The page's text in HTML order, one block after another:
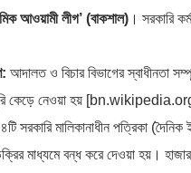
আওয়ামী লীগ’ (বাকশাল) । সরকারি
আদালত ও বিচার বিভাগের স্বাধীনতা
কেড়ে নেওয়া হয়
৪টি সরকারি মালিকানাধীন পত্রিকা
মাধ্যমে বন্ধ করে দেওয়া হয়। হাজার